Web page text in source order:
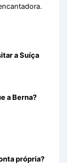
a Suíça
a Berna?
própria?